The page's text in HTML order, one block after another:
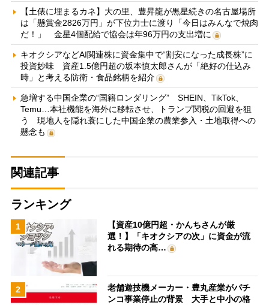
【土俵に埋まるカネ】大の里、豊昇龍が黒星続きの名古屋場所
は「懸賞金2826万円」が下位力士に渡り「今日はみんなで焼肉
だ！」 金星4個配給で協会は年96万円の支出増に
キオクシアなどAI関連株に資金集中で“割安になった成長株”に
投資妙味 資産1.5億円超の坂本慎太郎さんが「絶好の仕込み
時」と考える防衛・食品銘柄を紹介
急増する中国企業の“国籍ロンダリング” SHEIN、TikTok、
Temu…本社機能を海外に移転させ、トランプ関税の回避を狙
う 現地人を隠れ蓑にした中国企業の農業参入・土地取得への
懸念も
関連記事
ランキング
1
【資産10億円超・かんちさんが厳
選！】「キオクシアの次」に資金が流
れる期待の高…
2
老舗遊技機メーカー・豊丸産業がパチ
ンコ事業停止の背景 大手と中小の格